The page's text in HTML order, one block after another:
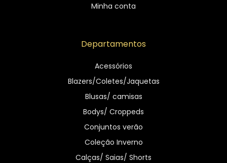
Minha conta
Departamentos
Acessórios
Blazers/Coletes/Jaquetas
Blusas/ camisas
Bodys/ Croppeds
Conjuntos verão
Coleção Inverno
Calças/ Saias/ Shorts